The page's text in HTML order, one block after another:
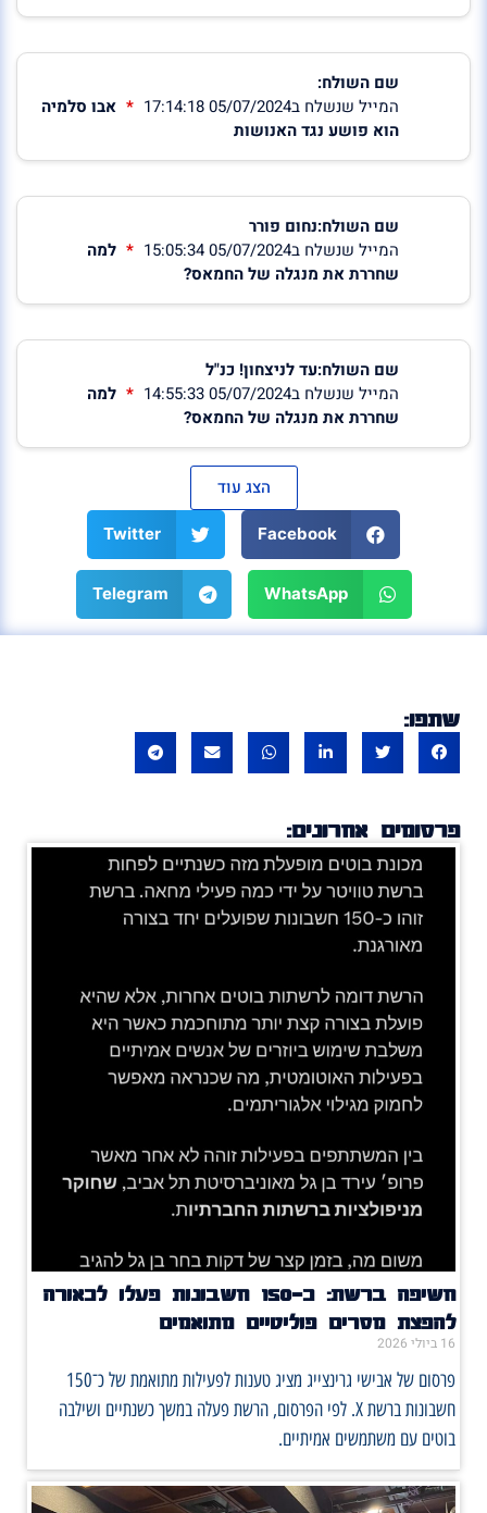
שם השולח:
המייל שנשלח ב05/07/2024 17:14:18
אבו סלמיה
הוא פושע נגד האנושות
שם השולח:נחום פורר
המייל שנשלח ב05/07/2024 15:05:34
למה
שחררת את מנגלה של החמאס?
שם השולח:עד לניצחון! כנ"ל
המייל שנשלח ב05/07/2024 14:55:33
למה
שחררת את מנגלה של החמאס?
הצג עוד
Facebook
Twitter
WhatsApp
Telegram
שתפו:
פרסומים אחרונים:
חשיפה ברשת: כ־150 חשבונות פעלו לכאורה
להפצת מסרים פוליטיים מתואמים
16 ביולי 2026
פרסום של אבישי גרינצייג מציג טענות לפעילות מתואמת של כ־150
חשבונות ברשת X. לפי הפרסום, הרשת פעלה במשך כשנתיים ושילבה
בוטים עם משתמשים אמיתיים.